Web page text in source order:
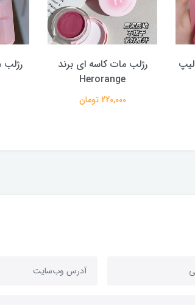
رژلب مات کاسه ای برند
Herorange
220,000 تومان